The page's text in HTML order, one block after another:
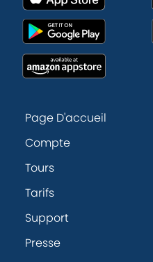
Page D'accueil
Compte
Tours
Tarifs
Support
Presse